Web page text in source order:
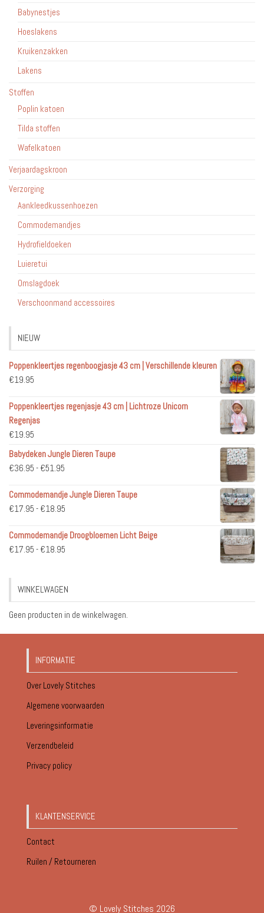
Babynestjes
Hoeslakens
Kruikenzakken
Lakens
Stoffen
Poplin katoen
Tilda stoffen
Wafelkatoen
Verjaardagskroon
Verzorging
Aankleedkussenhoezen
Commodemandjes
Hydrofieldoeken
Luieretui
Omslagdoek
Verschoonmand accessoires
NIEUW
Poppenkleertjes regenboogjasje 43 cm | Verschillende kleuren
€19.95
Poppenkleertjes regenjasje 43 cm | Lichtroze Unicorn
Regenjas
€19.95
Babydeken Jungle Dieren Taupe
€36.95 - €51.95
tot
€51.95
Commodemandje Jungle Dieren Taupe
€17.95 - €18.95
tot
Commodemandje Droogbloemen Licht Beige
€17.95 - €18.95
€18.95
WINKELWAGEN
Geen producten in de winkelwagen.
INFORMATIE
Over Lovely Stitches
Algemene voorwaarden
Leveringsinformatie
Verzendbeleid
Privacy policy
KLANTENSERVICE
Contact
Ruilen / Retourneren
© Lovely Stitches 2026